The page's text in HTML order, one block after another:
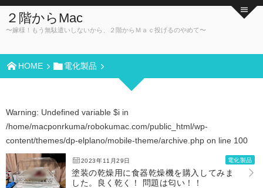
２階からMac
〜嫁様！もう無駄遣いしないから、２階からＭａｃ投げるのやめて〜
HOME 電化製品
Warning: Undefined variable $i in
/home/macponrkuma/robokumac.com/public_html/wp-
content/themes/dp-elplano/mobile-theme/archive.php on line 100
2023年11月29日 電化製品
塗装の乾燥用に食器乾燥機を購入してみま
した。良く乾く！ 問題は匂い！！